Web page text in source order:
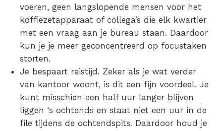
voeren, geen langslopende mensen voor het
koffiezetapparaat of collega’s die elk kwartier
met een vraag aan je bureau staan. Daardoor
kun je je meer geconcentreerd op focustaken
storten.
Je bespaart reistijd. Zeker als je wat verder
van kantoor woont, is dit een fijn voordeel. Je
kunt misschien een half uur langer blijven
liggen ‘s ochtends en staat niet een uur in de
file tijdens de ochtendspits. Daardoor houd je